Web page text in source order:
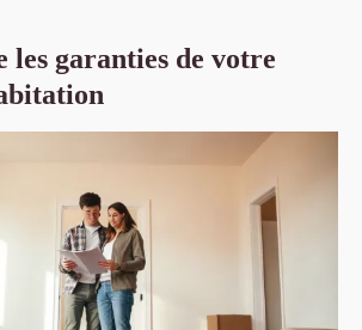
les garanties de votre